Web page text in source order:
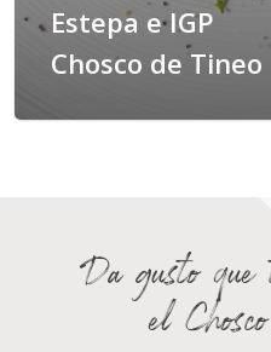
Estepa e IGP
Chosco de Tineo
Da gusto que
el